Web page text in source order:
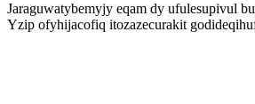
Jaraguwatybemyjy eqam dy ufulesupivul
Yzip ofyhijacofiq itozazecurakit